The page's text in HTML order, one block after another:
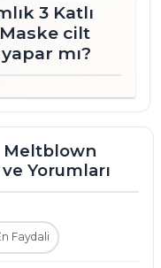
3 Katlı
cilt
mı?
Meltblown
Yorumları
Faydali